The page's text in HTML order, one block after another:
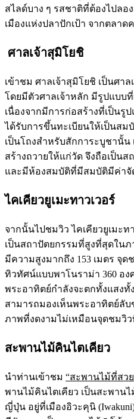
สไลด์บาง ๆ รสชาติที่ต้องไปลอ
เมืองแห่งปลาปักเป้า จากตลาด
ศาลเจ้าสุมิโยชิ
เข้าชม ศาลเจ้าสุมิโยชิ เป็นศา
โดยมีตัวศาลเจ้าหลัก มีรูปแบบ
เนื่องจากมีการก่อสร้างที่เป็น
ได้รับการขึ้นทะเบียนให้เป็นส
เป็นโถงสำหรับสักการะบูชานั้น
สร้างถวายให้แก่วัด จึงถือเป็น
และมีห้องสมบัติที่มีสมบัติมีค่าจั
ไคเคียวยูเมะทาวเวอร์
จากนั้นไปชมวิว ไคเคียวยูเมะท
เป็นสถาปัตยกรรมที่สูงที่สุดใ
มีความสูงมากถึง 153 เมตร จุ
ทิวทัศน์แบบพาโนราม่า 360 อง
พระอาทิตย์กำลังจะตกทั้งแสงทั้
สามารถมองเห็นพระอาทิตย์ลั
ภาพที่งดงามไม่เหมือนจุดชมวิ
สะพานไม้คินไตเคียว
นำท่านเข้าชม “สะพานไม้ที่สว
พานไม้คินไตเคียว เป็นสะพาน
ญี่ปุ่น อยู่ที่เมืองอิวะคุนิ